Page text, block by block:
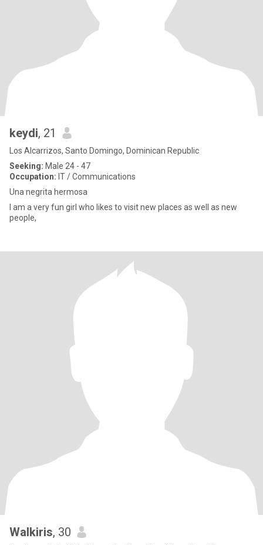
keydi, 21
Los Alcarrizos, Santo Domingo, Dominican Republic
Seeking: Male 24 - 47
Occupation: IT / Communications
Una negrita hermosa
I am a very fun girl who likes to visit new places as well as new
people,
Walkiris, 30